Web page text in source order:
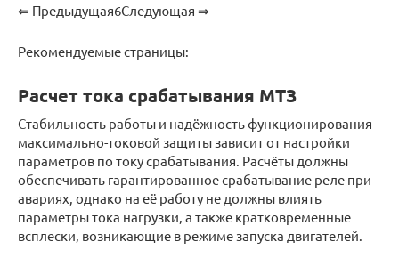
⇐ Предыдущая6Следующая ⇒
Рекомендуемые страницы:
Расчет тока срабатывания МТЗ
Стабильность работы и надёжность функционирования
максимально-токовой защиты зависит от настройки
параметров по току срабатывания. Расчёты должны
обеспечивать гарантированное срабатывание реле при
авариях, однако на её работу не должны влиять
параметры тока нагрузки, а также кратковременные
всплески, возникающие в режиме запуска двигателей.